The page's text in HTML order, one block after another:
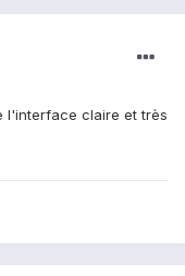
l'interface claire et très